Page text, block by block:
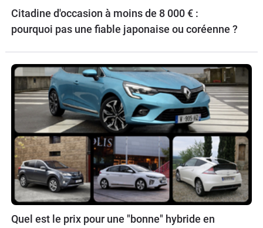
Citadine d'occasion à moins de 8 000 € :
pourquoi pas une fiable japonaise ou coréenne ?
Quel est le prix pour une "bonne" hybride en